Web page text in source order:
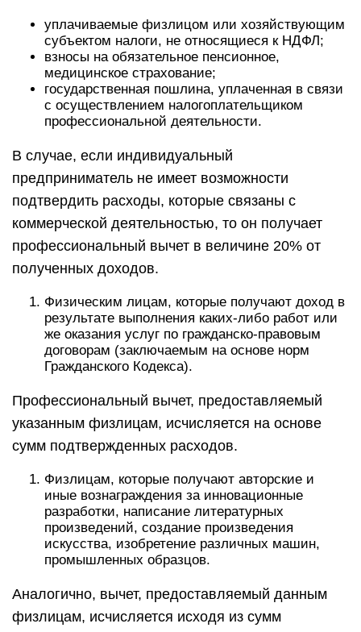
уплачиваемые физлицом или хозяйствующим
субъектом налоги, не относящиеся к НДФЛ;
взносы на обязательное пенсионное,
медицинское страхование;
государственная пошлина, уплаченная в связи
с осуществлением налогоплательщиком
профессиональной деятельности.
В случае, если индивидуальный
предприниматель не имеет возможности
подтвердить расходы, которые связаны с
коммерческой деятельностью, то он получает
профессиональный вычет в величине 20% от
полученных доходов.
Физическим лицам, которые получают доход в
результате выполнения каких-либо работ или
же оказания услуг по гражданско-правовым
договорам (заключаемым на основе норм
Гражданского Кодекса).
Профессиональный вычет, предоставляемый
указанным физлицам, исчисляется на основе
сумм подтвержденных расходов.
Физлицам, которые получают авторские и
иные вознаграждения за инновационные
разработки, написание литературных
произведений, создание произведения
искусства, изобретение различных машин,
промышленных образцов.
Аналогично, вычет, предоставляемый данным
физлицам, исчисляется исходя из сумм